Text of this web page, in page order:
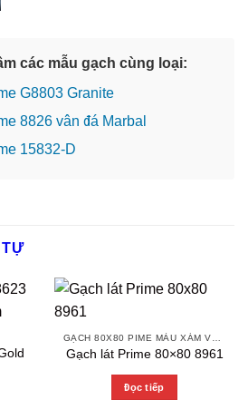
các mẫu gạch cùng loại:
G8803 Granite
8826 vân đá Marbal
15832-D
TỰ
Gạch lát Prime 80×80 8961
Đọc tiếp